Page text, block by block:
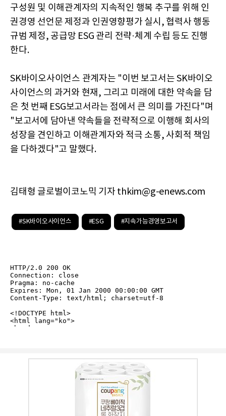
구성원 및 이해관계자의 지속적인 행복 추구를 위해 인
권경영 선언문 제정과 인권영향평가 실시, 협력사 행동
규범 제정, 공급망 ESG 관리 전략·체계 수립 등도 진행
한다.
SK바이오사이언스 관계자는 "이번 보고서는 SK바이오
사이언스의 과거와 현재, 그리고 미래에 대한 약속을 담
은 첫 번째 ESG보고서라는 점에서 큰 의미를 가진다"며
"보고서에 담아낸 약속들을 전략적으로 이행해 회사의
성장을 견인하고 이해관계자와 적극 소통, 사회적 책임
을 다하겠다"고 말했다.
김태형 글로벌이코노믹 기자 thkim@g-enews.com
#SK바이오사이언스 #ESG #지속가능경영보고서